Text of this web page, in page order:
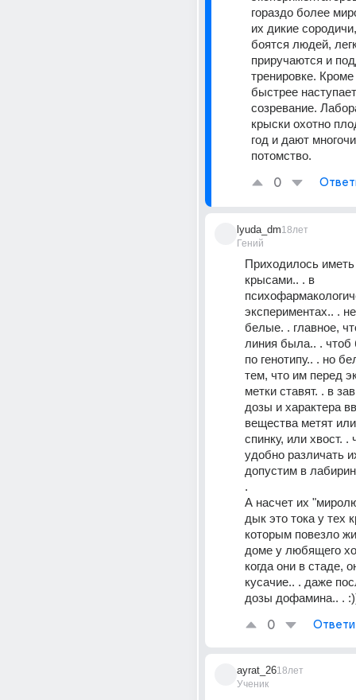
гораздо более
их дикие
боятся людей,
приручаются и
тренировке. Кроме
быстрее
созревание.
крыски охотно
год и дают
потомство.
0
lyuda_dm
Гений
18лет
Приходилось
крысами.. . в
экспериментах.. .
белые. . главное,
линия была.. . чтоб
по генотипу.. . но
тем, что им перед
метки ставят. . в
дозы и характера
вещества метят
спинку, или хвост. .
удобно различать
допустим в
.
А насчет их
дык это тока у тех
которым повезло
доме у любящего
когда они в стаде,
кусачие.. . даже
дозы дофамина.. .
0
ayrat_26
Ученик
18лет